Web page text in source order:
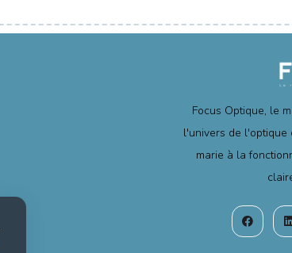
Focus Optique, le
l'univers de l'optique
marie à la